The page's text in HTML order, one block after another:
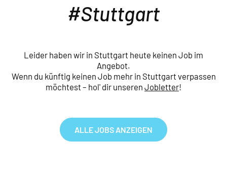
Stuttgart
Leider haben wir in Stuttgart heute keinen Job im
Angebot.
Wenn du künftig keinen Job mehr in Stuttgart verpassen
möchtest – hol' dir unseren Jobletter!
ALLE JOBS ANZEIGEN